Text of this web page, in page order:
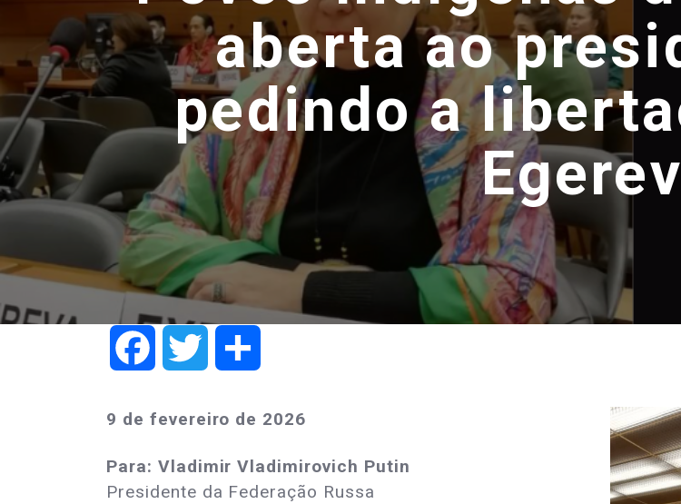
aberta ao
pedindo a
FacebookTwitter
9 de fevereiro de 2026
Para: Vladimir Vladimirovich Putin
Presidente da Federação Russa